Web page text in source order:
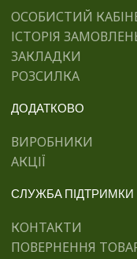
ОСОБИСТИЙ
ІСТОРІЯ
ЗАКЛАДКИ
РОЗСИЛКА
ДОДАТКОВО
ВИРОБНИКИ
АКЦІЇ
СЛУЖБА ПІДТРИМКИ
КОНТАКТИ
ПОВЕРНЕННЯ